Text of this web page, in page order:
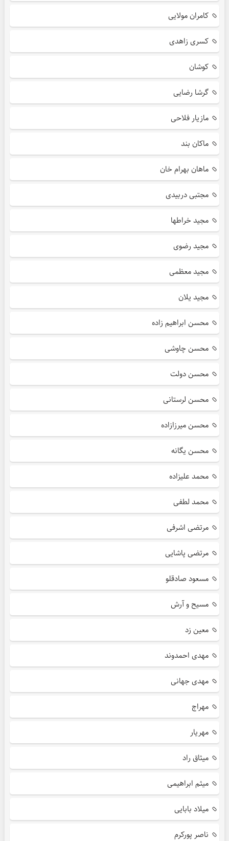
کامران مولایی
کسری زاهدی
کوشان
گرشا رضایی
مازیار فلاحی
ماکان بند
ماهان بهرام خان
مجتبی دربیدی
مجید خراطها
مجید رضوی
مجید معظمی
مجید یلان
محسن ابراهیم زاده
محسن چاوشی
محسن دولت
محسن لرستانی
محسن میرزازاده
محسن یگانه
محمد علیزاده
محمد لطفی
مرتضی اشرفی
مرتضی پاشایی
مسعود صادقلو
مسیح و آرش
معین زد
مهدی احمدوند
مهدی جهانی
مهراج
مهریار
میثاق راد
میثم ابراهیمی
میلاد بابایی
ناصر پورکرم